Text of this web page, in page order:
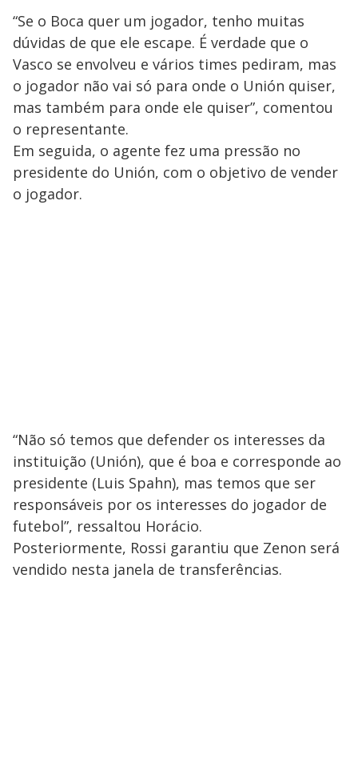
“Se o Boca quer um jogador, tenho muitas
dúvidas de que ele escape. É verdade que o
Vasco se envolveu e vários times pediram, mas
o jogador não vai só para onde o Unión quiser,
mas também para onde ele quiser”, comentou
o representante.
Em seguida, o agente fez uma pressão no
presidente do Unión, com o objetivo de vender
o jogador.
“Não só temos que defender os interesses da
instituição (Unión), que é boa e corresponde ao
presidente (Luis Spahn), mas temos que ser
responsáveis ​​por os interesses do jogador de
futebol”, ressaltou Horácio.
Posteriormente, Rossi garantiu que Zenon será
vendido nesta janela de transferências.